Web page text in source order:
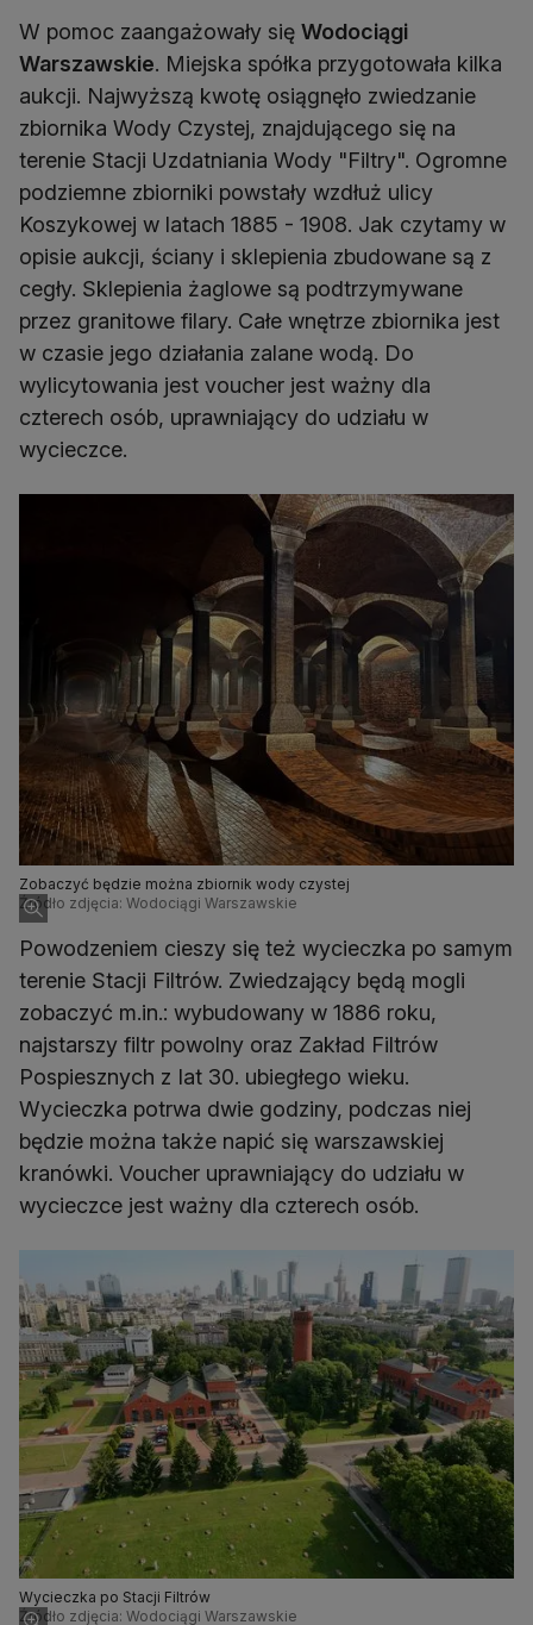
W pomoc zaangażowały się Wodociągi
Warszawskie. Miejska spółka przygotowała kilka
aukcji. Najwyższą kwotę osiągnęło zwiedzanie
zbiornika Wody Czystej, znajdującego się na
terenie Stacji Uzdatniania Wody "Filtry". Ogromne
podziemne zbiorniki powstały wzdłuż ulicy
Koszykowej w latach 1885 - 1908. Jak czytamy w
opisie aukcji, ściany i sklepienia zbudowane są z
cegły. Sklepienia żaglowe są podtrzymywane
przez granitowe filary. Całe wnętrze zbiornika jest
w czasie jego działania zalane wodą. Do
wylicytowania jest voucher jest ważny dla
czterech osób, uprawniający do udziału w
wycieczce.
Zobaczyć będzie można zbiornik wody czystej
Źródło zdjęcia: Wodociągi Warszawskie
Powodzeniem cieszy się też wycieczka po samym
terenie Stacji Filtrów. Zwiedzający będą mogli
zobaczyć m.in.: wybudowany w 1886 roku,
najstarszy filtr powolny oraz Zakład Filtrów
Pospiesznych z Iat 30. ubiegłego wieku.
Wycieczka potrwa dwie godziny, podczas niej
będzie można także napić się warszawskiej
kranówki. Voucher uprawniający do udziału w
wycieczce jest ważny dla czterech osób.
Wycieczka po Stacji Filtrów
Źródło zdjęcia: Wodociągi Warszawskie